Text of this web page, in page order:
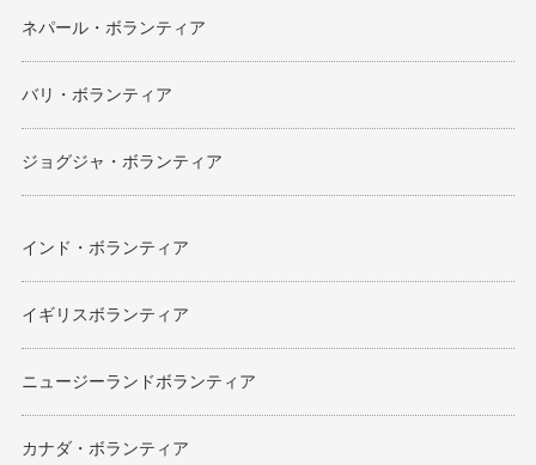
ネパール・ボランティア
バリ・ボランティア
ジョグジャ・ボランティア
インド・ボランティア
イギリスボランティア
ニュージーランドボランティア
カナダ・ボランティア